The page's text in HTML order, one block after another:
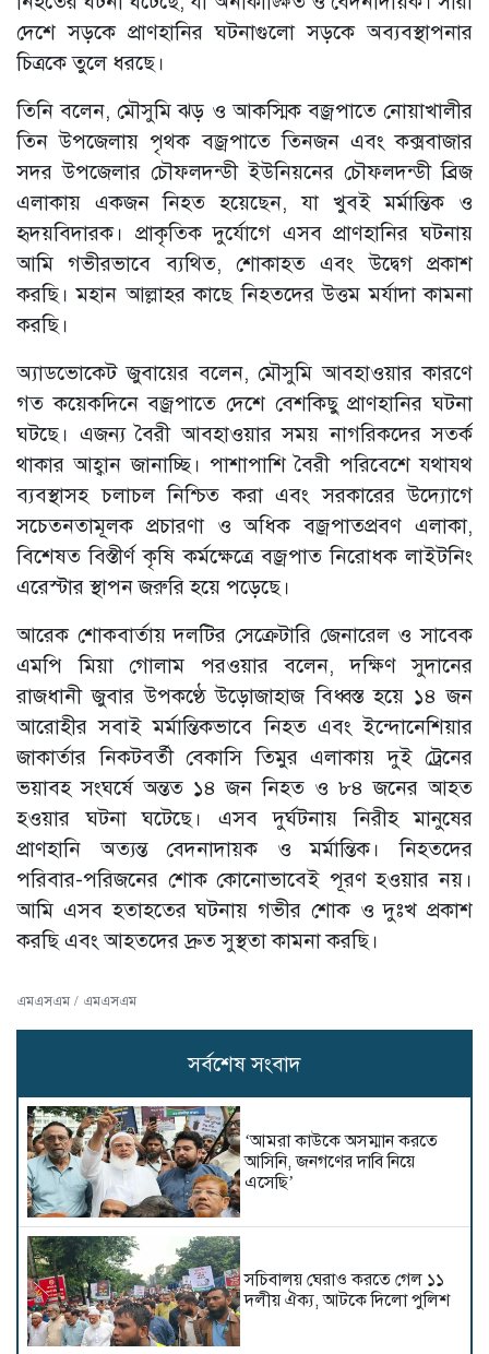
দেশে সড়কে প্রাণহানির ঘটনাগুলো সড়কে অব্যবস্থাপনার
চিত্রকে তুলে ধরছে।
তিনি বলেন, মৌসুমি ঝড় ও আকস্মিক বজ্রপাতে নোয়াখালীর
তিন উপজেলায় পৃথক বজ্রপাতে তিনজন এবং কক্সবাজার
সদর উপজেলার চৌফলদন্ডী ইউনিয়নের চৌফলদন্ডী ব্রিজ
এলাকায় একজন নিহত হয়েছেন, যা খুবই মর্মান্তিক ও
হৃদয়বিদারক। প্রাকৃতিক দুর্যোগে এসব প্রাণহানির ঘটনায়
আমি গভীরভাবে ব্যথিত, শোকাহত এবং উদ্বেগ প্রকাশ
করছি। মহান আল্লাহর কাছে নিহতদের উত্তম মর্যাদা কামনা
করছি।
অ্যাডভোকেট জুবায়ের বলেন, মৌসুমি আবহাওয়ার কারণে
গত কয়েকদিনে বজ্রপাতে দেশে বেশকিছু প্রাণহানির ঘটনা
ঘটছে। এজন্য বৈরী আবহাওয়ার সময় নাগরিকদের সতর্ক
থাকার আহ্বান জানাচ্ছি। পাশাপাশি বৈরী পরিবেশে যথাযথ
ব্যবস্থাসহ চলাচল নিশ্চিত করা এবং সরকারের উদ্যোগে
সচেতনতামূলক প্রচারণা ও অধিক বজ্রপাতপ্রবণ এলাকা,
বিশেষত বিস্তীর্ণ কৃষি কর্মক্ষেত্রে বজ্রপাত নিরোধক লাইটনিং
এরেস্টার স্থাপন জরুরি হয়ে পড়েছে।
আরেক শোকবার্তায় দলটির সেক্রেটারি জেনারেল ও সাবেক
এমপি মিয়া গোলাম পরওয়ার বলেন, দক্ষিণ সুদানের
রাজধানী জুবার উপকণ্ঠে উড়োজাহাজ বিধ্বস্ত হয়ে ১৪ জন
আরোহীর সবাই মর্মান্তিকভাবে নিহত এবং ইন্দোনেশিয়ার
জাকার্তার নিকটবর্তী বেকাসি তিমুর এলাকায় দুই ট্রেনের
ভয়াবহ সংঘর্ষে অন্তত ১৪ জন নিহত ও ৮৪ জনের আহত
হওয়ার ঘটনা ঘটেছে। এসব দুর্ঘটনায় নিরীহ মানুষের
প্রাণহানি অত্যন্ত বেদনাদায়ক ও মর্মান্তিক। নিহতদের
পরিবার-পরিজনের শোক কোনোভাবেই পূরণ হওয়ার নয়।
আমি এসব হতাহতের ঘটনায় গভীর শোক ও দুঃখ প্রকাশ
করছি এবং আহতদের দ্রুত সুস্থতা কামনা করছি।
এমএসএম / এমএসএম
সর্বশেষ সংবাদ
‘আমরা কাউকে অসম্মান করতে
আসিনি, জনগণের দাবি নিয়ে
এসেছি’
সচিবালয় ঘেরাও করতে গেল ১১
দলীয় ঐক্য, আটকে দিলো পুলিশ